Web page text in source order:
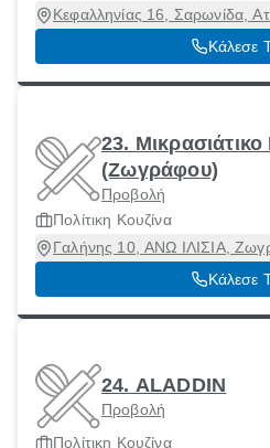
Κεφαλληνίας 16, Σαρωνίδα,
Κάλεσε
23.
(Ζωγράφου)
Προβολή
Πολίτικη Κουζίνα
Γαλήνης 10, ΑΝΩ ΙΛΙΣΙΑ,
Κάλεσε
24. ALADDIN
Προβολή
Πολίτικη Κουζίνα